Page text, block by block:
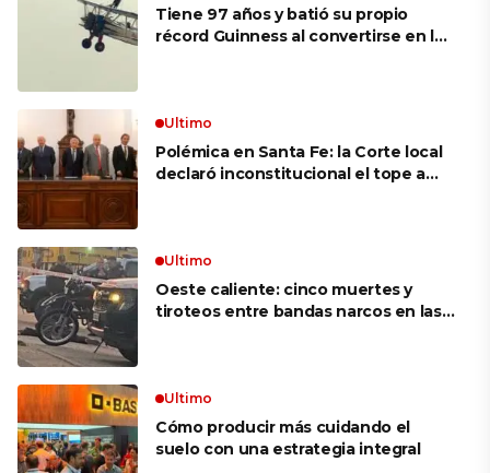
Tiene 97 años y batió su propio
récord Guinness al convertirse en la
puedo’ no existen en mi vocabulario»
Ultimo
Polémica en Santa Fe: la Corte local
declaró inconstitucional el tope a
Ultimo
Oeste caliente: cinco muertes y
tiroteos entre bandas narcos en las
Ultimo
Cómo producir más cuidando el
suelo con una estrategia integral